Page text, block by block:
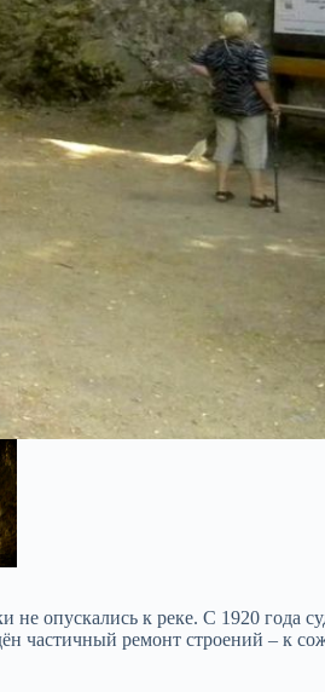
опускались к реке. С 1920 года
частичный ремонт строений – к